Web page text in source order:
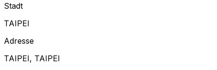
Stadt
TAIPEI
Adresse
TAIPEI, TAIPEI